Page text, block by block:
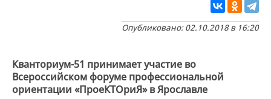
Опубликовано: 02.10.2018 в 16:20
Кванториум-51 принимает участие во
Всероссийском форуме профессиональной
ориентации «ПроеКТОриЯ» в Ярославле